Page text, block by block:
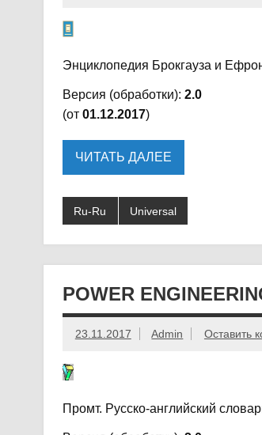
Энциклопедия Брокгауза и
Версия (обработки): 2.0
(от 01.12.2017)
ЧИТАТЬ ДАЛЕЕ
Ru-Ru Universal
POWER
23.11.2017 Admin Оставить
Промт. Русско-английский